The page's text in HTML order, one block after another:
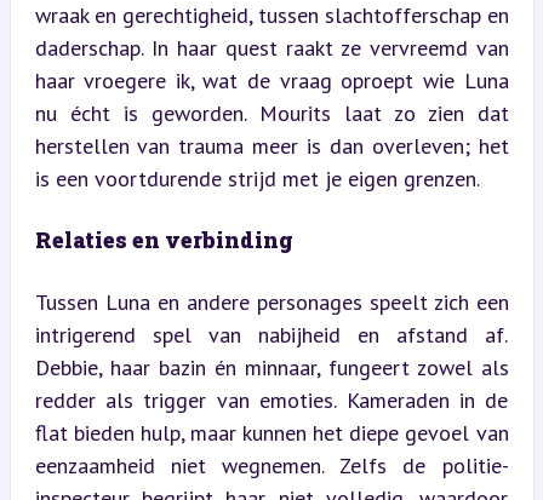
wraak en gerechtigheid, tussen slachtofferschap en
daderschap. In haar quest raakt ze vervreemd van
haar vroegere ik, wat de vraag oproept wie Luna
nu écht is geworden. Mourits laat zo zien dat
herstellen van trauma meer is dan overleven; het
is een voortdurende strijd met je eigen grenzen.
Relaties en verbinding
Tussen Luna en andere personages speelt zich een
intrigerend spel van nabijheid en afstand af.
Debbie, haar bazin én minnaar, fungeert zowel als
redder als trigger van emoties. Kameraden in de
flat bieden hulp, maar kunnen het diepe gevoel van
eenzaamheid niet wegnemen. Zelfs de politie-